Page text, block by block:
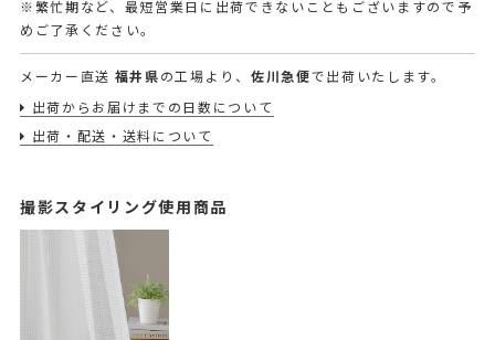
※繁忙期など、最短営業日に出荷できないこともございますので予
めご了承ください。
メーカー直送 福井県 の工場より、 佐川急便で出荷いたします。
出荷からお届けまでの日数について
出荷・配送・送料について
撮影スタイリング使用商品